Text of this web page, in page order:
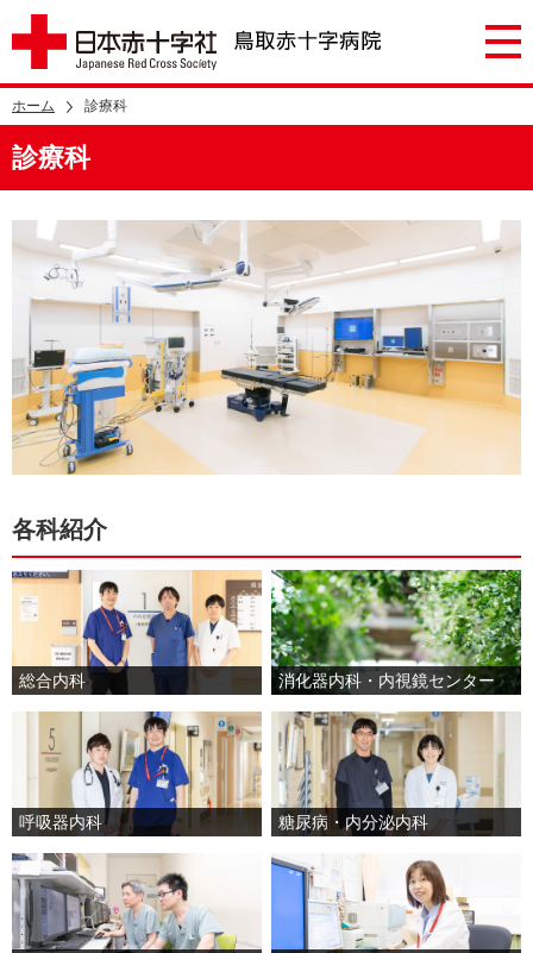
ホーム 診療科
診療科
各科紹介
総合内科 消化器内科・内視鏡センター
呼吸器内科 糖尿病・内分泌内科